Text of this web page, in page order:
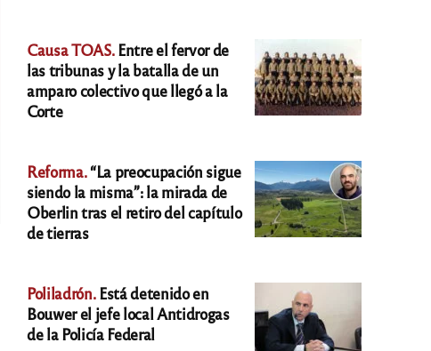
Causa TOAS.Entre el fervor de
las tribunas y la batalla de un
amparo colectivo que llegó a la
Corte
Reforma.“La preocupación sigue
siendo la misma”: la mirada de
Oberlin tras el retiro del capítulo
de tierras
Poliladrón.Está detenido en
Bouwer el jefe local Antidrogas
de la Policía Federal